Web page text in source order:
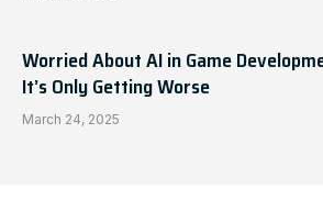
Worried About AI in Game
It’s Only Getting Worse
March 24, 2025